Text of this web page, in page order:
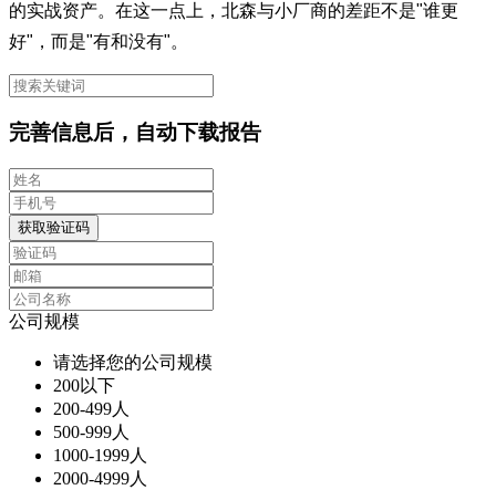
的实战资产。在这一点上，北森与小厂商的差距不是"谁更
好"，而是"有和没有"。
完善信息后，自动下载报告
获取验证码
公司规模
请选择您的公司规模
200以下
200-499人
500-999人
1000-1999人
2000-4999人